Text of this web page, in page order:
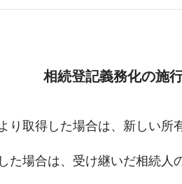
相続登記義務化の施
り取得した場合は、新しい所
た場合は、受け継いだ相続人